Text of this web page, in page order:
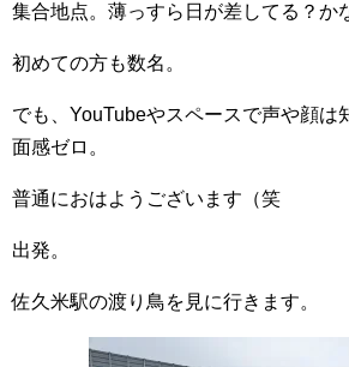
集合地点。薄っすら日が差してる？か
初めての方も数名。
でも、YouTubeやスペースで声や顔は
面感ゼロ。
普通におはようございます（笑
出発。
佐久米駅の渡り鳥を見に行きます。